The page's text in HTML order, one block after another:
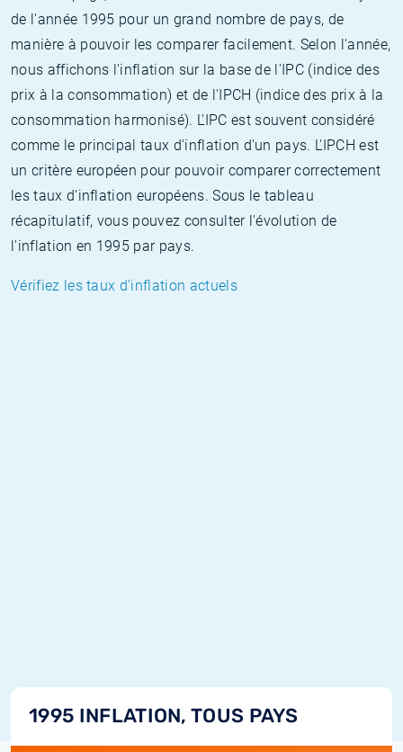
de l'année 1995 pour un grand nombre de pays, de
manière à pouvoir les comparer facilement. Selon l'année,
nous affichons l'inflation sur la base de l'IPC (indice des
prix à la consommation) et de l'IPCH (indice des prix à la
consommation harmonisé). L'IPC est souvent considéré
comme le principal taux d'inflation d'un pays. L'IPCH est
un critère européen pour pouvoir comparer correctement
les taux d'inflation européens. Sous le tableau
récapitulatif, vous pouvez consulter l'évolution de
l'inflation en 1995 par pays.
Vérifiez les taux d'inflation actuels
1995 INFLATION, TOUS PAYS